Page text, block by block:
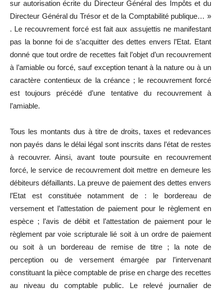
sur autorisation écrite du Directeur Général des Impôts et du
Directeur Général du Trésor et de la Comptabilité publique… »
. Le recouvrement forcé est fait aux assujettis ne manifestant
pas la bonne foi de s’acquitter des dettes envers l’Etat. Etant
donné que tout ordre de recettes fait l’objet d’un recouvrement
à l’amiable ou forcé, sauf exception tenant à la nature ou à un
caractère contentieux de la créance ; le recouvrement forcé
est toujours précédé d’une tentative du recouvrement à
l’amiable.
Tous les montants dus à titre de droits, taxes et redevances
non payés dans le délai légal sont inscrits dans l’état de restes
à recouvrer. Ainsi, avant toute poursuite en recouvrement
forcé, le service de recouvrement doit mettre en demeure les
débiteurs défaillants. La preuve de paiement des dettes envers
l’Etat est constituée notamment de : le bordereau de
versement et l’attestation de paiement pour le règlement en
espèce ; l’avis de débit et l’attestation de paiement pour le
règlement par voie scripturale lié soit à un ordre de paiement
ou soit à un bordereau de remise de titre ; la note de
perception ou de versement émargée par l’intervenant
constituant la pièce comptable de prise en charge des recettes
au niveau du comptable public. Le relevé journalier de